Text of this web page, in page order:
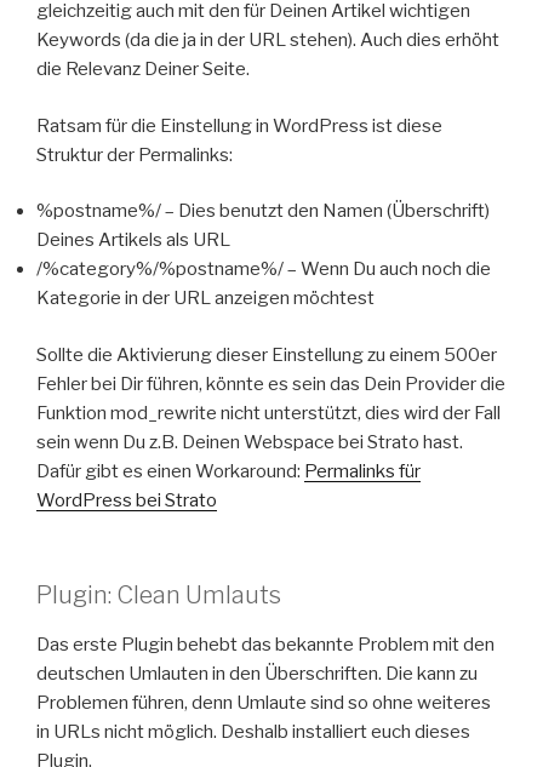
gleichzeitig auch mit den für Deinen Artikel wichtigen
Keywords (da die ja in der URL stehen). Auch dies erhöht
die Relevanz Deiner Seite.
Ratsam für die Einstellung in WordPress ist diese
Struktur der Permalinks:
%postname%/ – Dies benutzt den Namen (Überschrift)
Deines Artikels als URL
/%category%/%postname%/ – Wenn Du auch noch die
Kategorie in der URL anzeigen möchtest
Sollte die Aktivierung dieser Einstellung zu einem 500er
Fehler bei Dir führen, könnte es sein das Dein Provider die
Funktion mod_rewrite nicht unterstützt, dies wird der Fall
sein wenn Du z.B. Deinen Webspace bei Strato hast.
Dafür gibt es einen Workaround: Permalinks für
WordPress bei Strato
Plugin: Clean Umlauts
Das erste Plugin behebt das bekannte Problem mit den
deutschen Umlauten in den Überschriften. Die kann zu
Problemen führen, denn Umlaute sind so ohne weiteres
in URLs nicht möglich. Deshalb installiert euch dieses
Plugin.